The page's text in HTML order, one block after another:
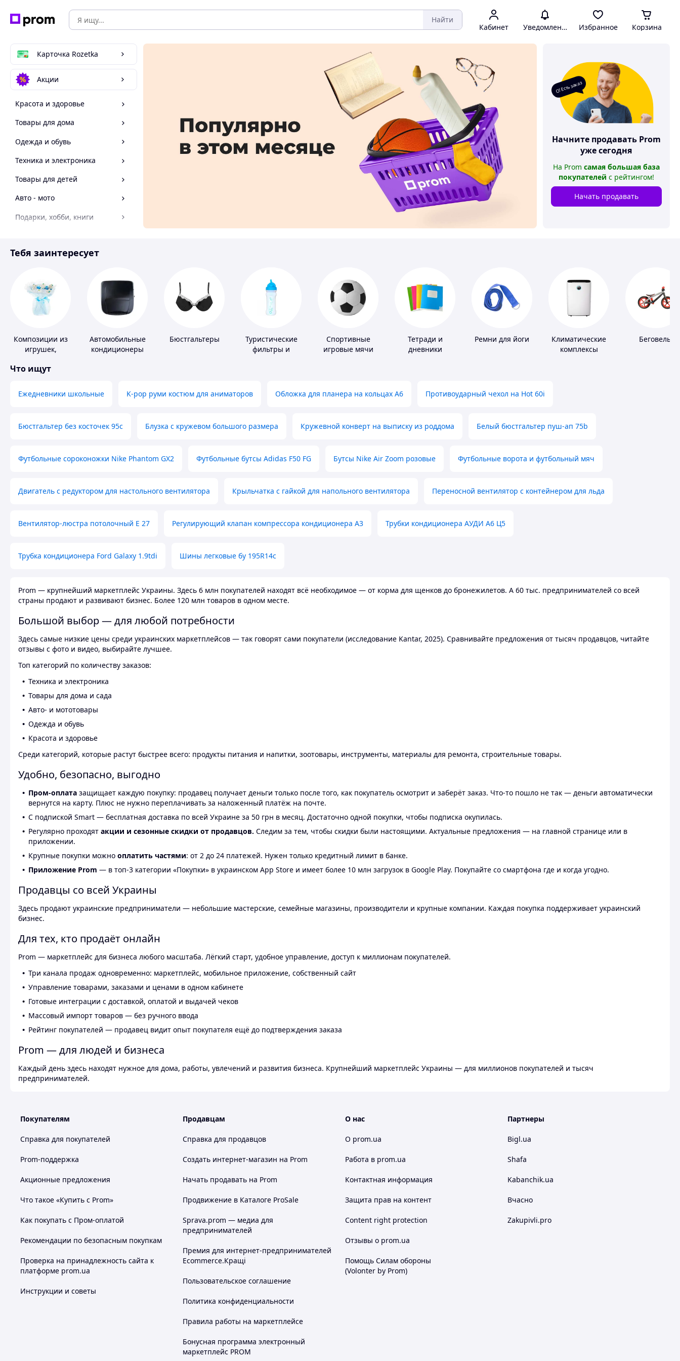
Найти
Кабинет Уведомления Избранное Корзина
Карточка Rozetka
Акции
Красота и здоровье
Товары для дома
Одежда и обувь
Техника и электроника
Товары для детей
Авто - мото
Подарки, хобби, книги
Материалы для ремонта
О! Есть заказ
Начните продавать Prom
уже сегодня
На Prom самая большая база
покупателей с рейтингом!
Начать продавать
Тебя заинтересует
Композиции из
игрушек,
подгузников
Автомобильные
кондиционеры
Бюстгальтеры
Туристические
фильтры и
Спортивные
игровые мячи
Тетради и
дневники
Ремни для йоги
Климатические
комплексы
Беговелы
Что ищут
Ежедневники школьные K-pop руми костюм для аниматоров Обложка для планера на кольцах А6 Противоударный чехол на Hot 60i
Бюстгальтер без косточек 95с Блузка с кружевом большого размера Кружевной конверт на выписку из роддома Белый бюстгальтер пуш-ап 75b
Футбольные сороконожки Nike Phantom GX2 Футбольные бутсы Adidas F50 FG Бутсы Nike Air Zoom розовые Футбольные ворота и футбольный мяч
Двигатель с редуктором для настольного вентилятора Крыльчатка с гайкой для напольного вентилятора Переносной вентилятор с контейнером для льда
Вентилятор-люстра потолочный E 27 Регулирующий клапан компрессора кондиционера А3 Трубки кондиционера АУДИ А6 Ц5
Трубка кондиционера Ford Galaxy 1.9tdi Шины легковые бу 195R14c
Prom — крупнейший маркетплейс Украины. Здесь 6 млн покупателей находят всё необходимое — от корма для щенков до бронежилетов. А 60 тыс. предпринимателей со всей
страны продают и развивают бизнес. Более 120 млн товаров в одном месте.
Большой выбор — для любой потребности
Здесь самые низкие цены среди украинских маркетплейсов — так говорят сами покупатели (исследование Kantar, 2025). Сравнивайте предложения от тысяч продавцов, читайте
отзывы с фото и видео, выбирайте лучшее.
Топ категорий по количеству заказов:
Техника и электроника
Товары для дома и сада
Авто- и мототовары
Одежда и обувь
Красота и здоровье
Среди категорий, которые растут быстрее всего: продукты питания и напитки, зоотовары, инструменты, материалы для ремонта, строительные товары.
Удобно, безопасно, выгодно
Пром-оплата защищает каждую покупку: продавец получает деньги только после того, как покупатель осмотрит и заберёт заказ. Что-то пошло не так — деньги автоматически
вернутся на карту. Плюс не нужно переплачивать за наложенный платёж на почте.
С подпиской Smart — бесплатная доставка по всей Украине за 50 грн в месяц. Достаточно одной покупки, чтобы подписка окупилась.
Регулярно проходят акции и сезонные скидки от продавцов. Следим за тем, чтобы скидки были настоящими. Актуальные предложения — на главной странице или в
приложении.
Крупные покупки можно оплатить частями: от 2 до 24 платежей. Нужен только кредитный лимит в банке.
Приложение Prom — в топ-3 категории «Покупки» в украинском App Store и имеет более 10 млн загрузок в Google Play. Покупайте со смартфона где и когда угодно.
Продавцы со всей Украины
Здесь продают украинские предприниматели — небольшие мастерские, семейные магазины, производители и крупные компании. Каждая покупка поддерживает украинский
бизнес.
Для тех, кто продаёт онлайн
Prom — маркетплейс для бизнеса любого масштаба. Лёгкий старт, удобное управление, доступ к миллионам покупателей.
Три канала продаж одновременно: маркетплейс, мобильное приложение, собственный сайт
Управление товарами, заказами и ценами в одном кабинете
Готовые интеграции с доставкой, оплатой и выдачей чеков
Массовый импорт товаров — без ручного ввода
Рейтинг покупателей — продавец видит опыт покупателя ещё до подтверждения заказа
Prom — для людей и бизнеса
Каждый день здесь находят нужное для дома, работы, увлечений и развития бизнеса. Крупнейший маркетплейс Украины — для миллионов покупателей и тысяч
предпринимателей.
Покупателям
Справка для покупателей
Prom-поддержка
Акционные предложения
Что такое «Купить с Prom»
Как покупать с Пром-оплатой
Рекомендации по безопасным покупкам
Проверка на принадлежность сайта к
платформе prom.ua
Инструкции и советы
Продавцам
Справка для продавцов
Создать интернет-магазин на Prom
Начать продавать на Prom
Продвижение в Каталоге ProSale
Sprava.prom — медиа для
предпринимателей
Премия для интернет-предпринимателей
Ecommerce.Кращі
Пользовательское соглашение
Политика конфиденциальности
Правила работы на маркетплейсе
Бонусная программа электронный
маркетплейс PROM
О нас
О prom.ua
Работа в prom.ua
Контактная информация
Защита прав на контент
Content right protection
Отзывы о prom.ua
Помощь Силам обороны
(Volonter by Prom)
Партнеры
Bigl.ua
Shafa
Kabanchik.ua
Вчасно
Zakupivli.pro